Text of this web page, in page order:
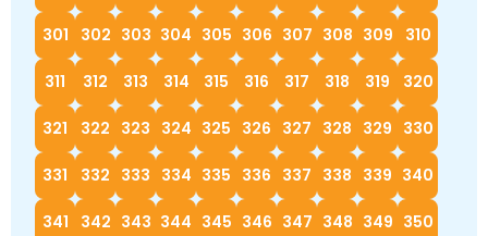
301 302 303 304 305 306 307 308 309 310
311 312 313 314 315 316 317 318 319 320
321 322 323 324 325 326 327 328 329 330
331 332 333 334 335 336 337 338 339 340
341 342 343 344 345 346 347 348 349 350